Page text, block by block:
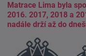
Matrace Lima byla
2016. 2017, 2018 a
nadále drží až do